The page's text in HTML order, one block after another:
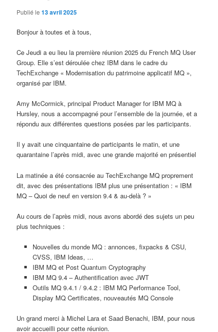
Publié le13 avril 2025
Bonjour à toutes et à tous,
Ce Jeudi a eu lieu la première réunion 2025 du French MQ User
Group. Elle s’est déroulée chez IBM dans le cadre du
TechExchange « Modernisation du patrimoine applicatif MQ »,
organisé par IBM.
Amy McCormick, principal Product Manager for IBM MQ à
Hursley, nous a accompagné pour l’ensemble de la journée, et a
répondu aux différentes questions posées par les participants.
Il y avait une cinquantaine de participants le matin, et une
quarantaine l’après midi, avec une grande majorité en présentiel
La matinée a été consacrée au TechExchange MQ proprement
dit, avec des présentations IBM plus une présentation : « IBM
MQ – Quoi de neuf en version 9.4 & au-delà ? »
Au cours de l’après midi, nous avons abordé des sujets un peu
plus techniques :
Nouvelles du monde MQ : annonces, fixpacks & CSU,
CVSS, IBM Ideas, …
IBM MQ et Post Quantum Cryptography
IBM MQ 9.4 – Authentification avec JWT
Outils MQ 9.4.1 / 9.4.2 : IBM MQ Performance Tool,
Display MQ Certificates, nouveautés MQ Console
Un grand merci à Michel Lara et Saad Benachi, IBM, pour nous
avoir accueilli pour cette réunion.